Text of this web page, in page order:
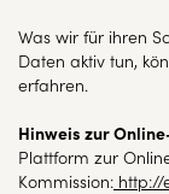
Was wir für ihren
Daten aktiv tun,
erfahren.
Hinweis zur
Plattform zur
Kommission: http://